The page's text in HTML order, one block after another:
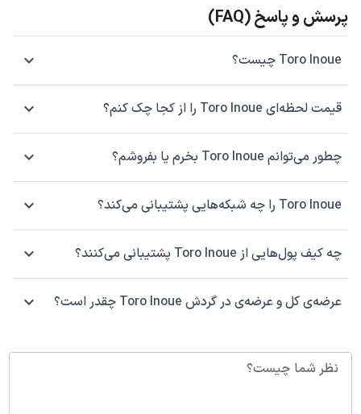
پرسش و پاسخ (FAQ)
Toro Inoue چیست؟
قیمت لحظه‌ای Toro Inoue را از کجا چک کنم؟
چطور می‌توانم Toro Inoue بخرم یا بفروشم؟
Toro Inoue را چه شبکه‌هایی پشتیبانی می‌کند؟
چه کیف پول‌هایی از Toro Inoue پشتیبانی می‌کنند؟
عرضه‌ی کل و عرضه‌ی در گردش Toro Inoue چقدر است؟
نظر شما چیست؟